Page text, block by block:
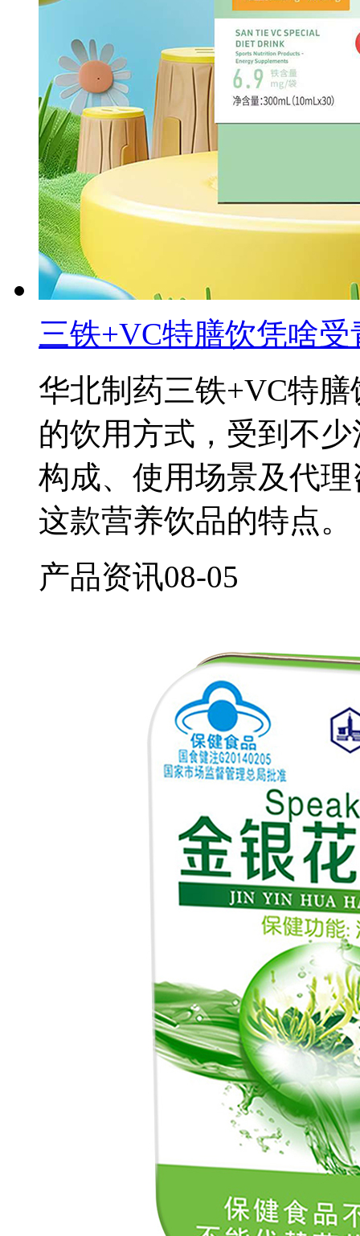
三铁+VC特膳饮凭啥
华北制药三铁+VC特
的饮用方式，受到不
构成、使用场景及代
这款营养饮品的特点。
产品资讯08-05